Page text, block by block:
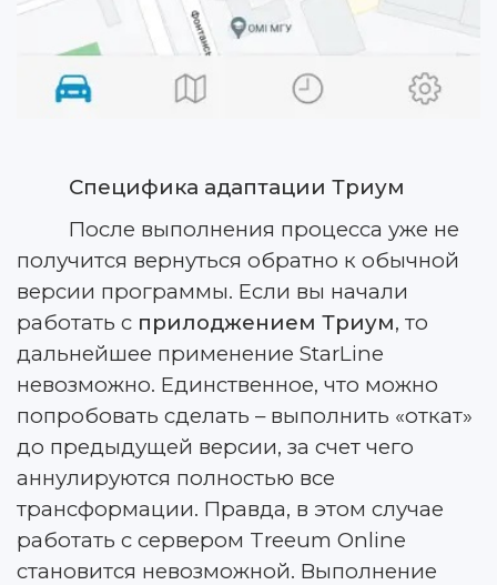
Специфика адаптации Триум
После выполнения процесса уже не
получится вернуться обратно к обычной
версии программы. Если вы начали
работать с прилоджением Триум, то
дальнейшее применение StarLine
невозможно. Единственное, что можно
попробовать сделать – выполнить «откат»
до предыдущей версии, за счет чего
аннулируются полностью все
трансформации. Правда, в этом случае
работать с сервером Treeum Online
становится невозможной. Выполнение